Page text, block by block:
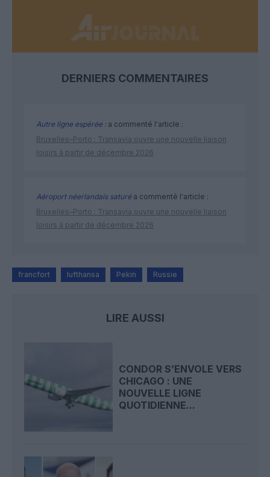
DERNIERS COMMENTAIRES
Autre ligne espérée :a commenté l'article :
Bruxelles–Porto : Transavia ouvre une nouvelle liaison
loisirs à partir de décembre 2026
Aéroport néerlandais saturéa commenté l'article :
Bruxelles–Porto : Transavia ouvre une nouvelle liaison
loisirs à partir de décembre 2026
francfort lufthansa Pekin Russie
LIRE AUSSI
CONDOR S’ENVOLE VERS
CHICAGO : UNE
NOUVELLE LIGNE
QUOTIDIENNE...